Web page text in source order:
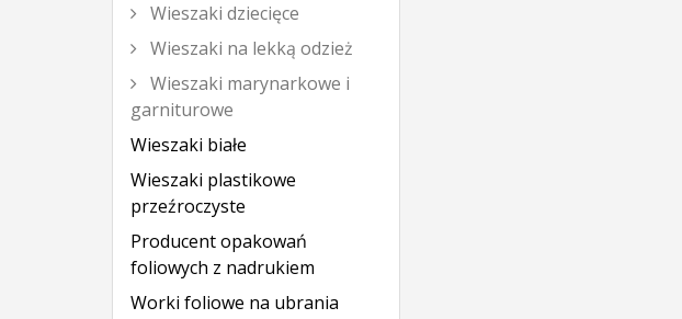
Wieszaki dziecięce
Wieszaki na lekką odzież
Wieszaki marynarkowe i
garniturowe
Wieszaki białe
Wieszaki plastikowe
przeźroczyste
Producent opakowań
foliowych z nadrukiem
Worki foliowe na ubrania